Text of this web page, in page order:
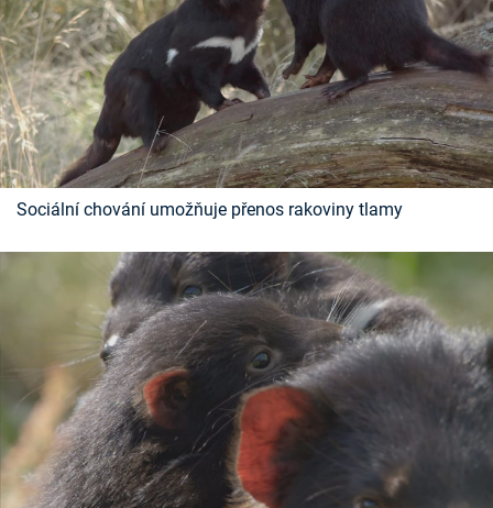
Sociální chování umožňuje přenos rakoviny tlamy